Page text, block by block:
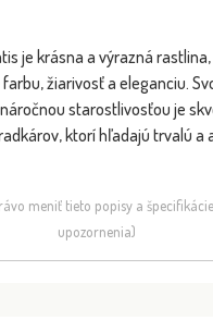
je krásna a výrazná
žiarivosť a eleganciu.
starostlivosťou je
ktorí hľadajú trvalú a
meniť tieto popisy a
upozornenia)